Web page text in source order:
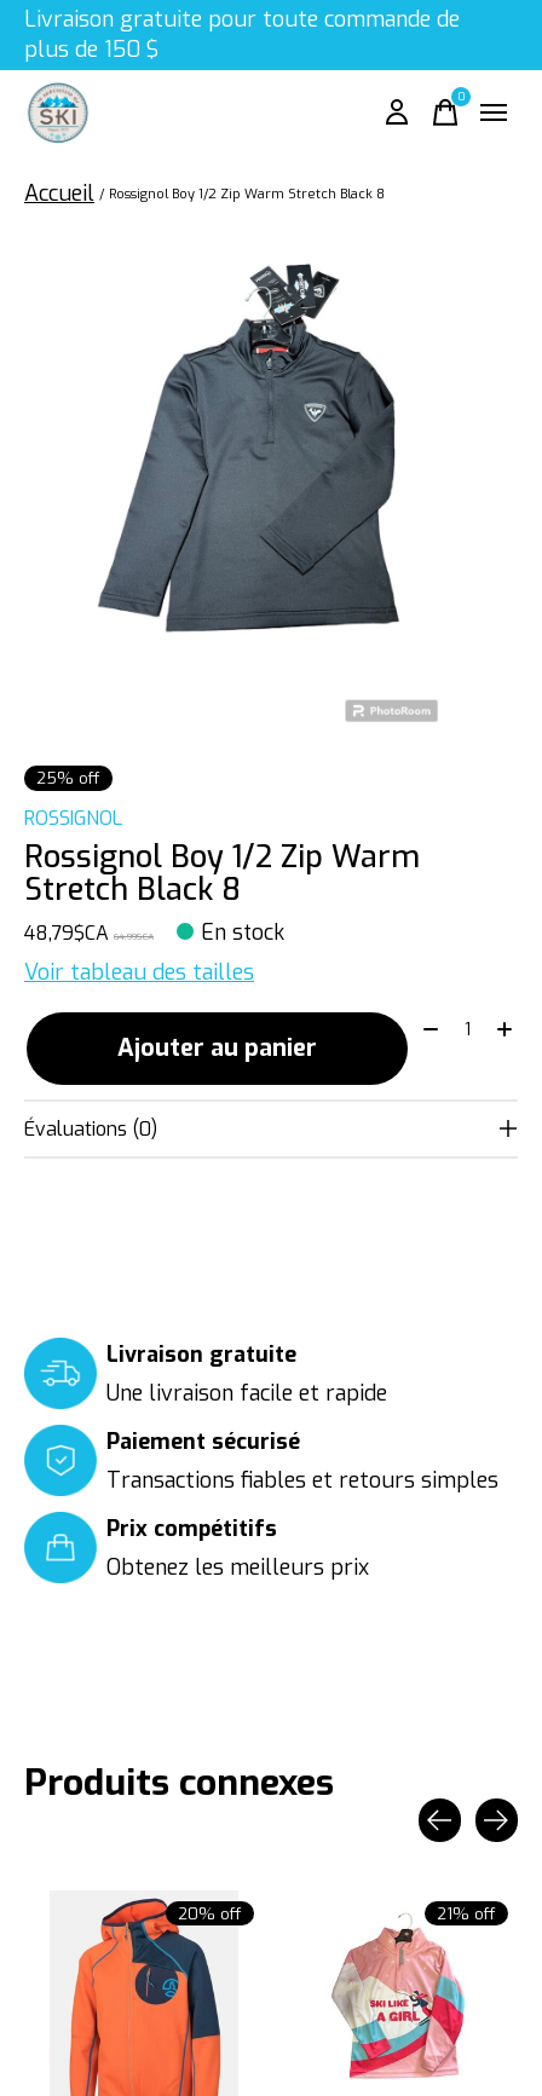
Livraison gratuite pour toute commande de
plus de 150 $
0items
Accueil / Rossignol Boy 1/2 Zip Warm Stretch Black 8
25% off
ROSSIGNOL
Rossignol Boy 1/2 Zip Warm
Stretch Black 8
48,79$CA 64,99$CA En stock
Voir tableau des tailles
Ajouter au panier
Quantité:
Évaluations (0)
Livraison gratuite
Une livraison facile et rapide
Paiement sécurisé
Transactions fiables et retours simples
Prix compétitifs
Obtenez les meilleurs prix
Produits connexes
20% off 21% off